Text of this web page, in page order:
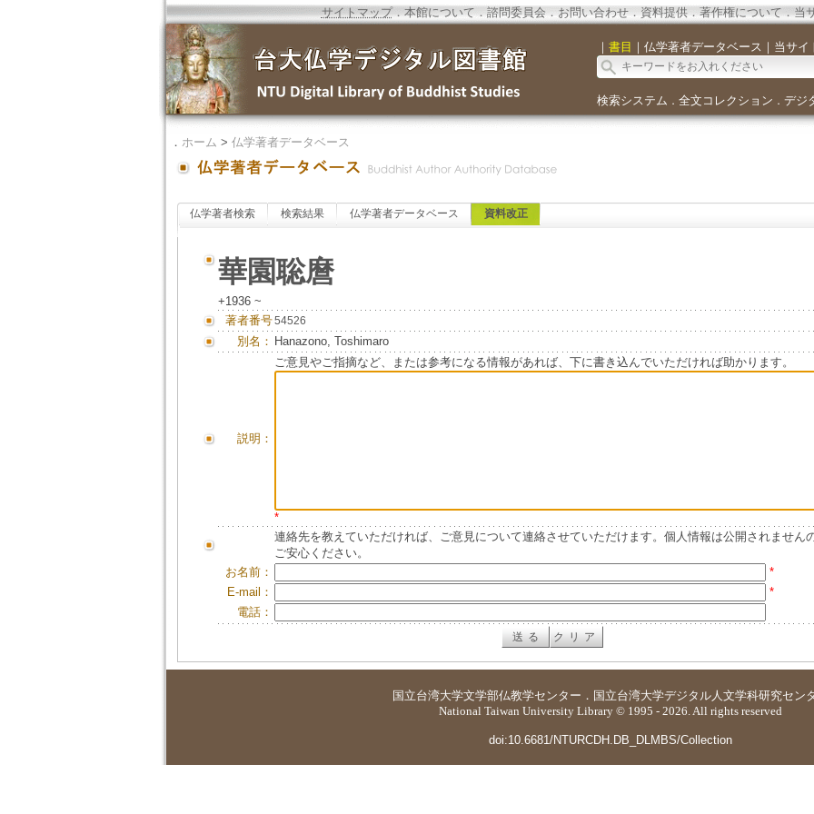
サイトマップ．本館について．諮問委員会． お問い合わせ． 資料提供．著作権について．当
｜ 書目 ｜ 仏学著者データベース ｜ 当サイ
検索システム ． 全文コレクション ． デジ
． ホーム > 仏学著者データベース
仏学著者検索 検索結果 仏学著者データベース 資料改正
華園聡麿
+1936 ~
著者番号54526
別名： Hanazono, Toshimaro
説明：
ご意見やご指摘など、または参考になる情報があれば、下に書き込んでいただければ助かります。
*
連絡先を教えていただければ、ご意見について連絡させていただけます。個人情報は公開されません
ご安心ください。
お名前：
*
E-mail：
*
電話：
国立台湾大学文学部仏教学センター ． 国立台湾大学デジタル人文学科研究セン
National Taiwan University Library © 1995 - 2026. All rights reserved
doi:10.6681/NTURCDH.DB_DLMBS/Collection